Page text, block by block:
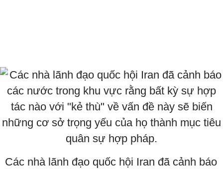
Các nhà lãnh đạo quốc hội Iran đã cảnh báo